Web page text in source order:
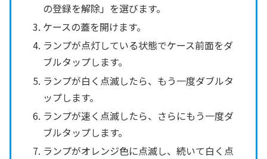
の登録を解除」を選びます。
ケースの蓋を開けます。
ランプが点灯している状態でケース前面をダ
ブルタップします。
ランプが白く点滅したら、もう一度ダブルタ
ップします。
ランプが速く点滅したら、さらにもう一度ダ
ブルタップします。
ランプがオレンジ色に点滅し、続いて白く点